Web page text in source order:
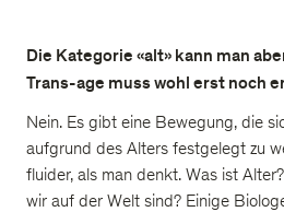
Die Kategorie «alt» kann man
Trans-age muss wohl erst noch
Nein. Es gibt eine Bewegung, die
aufgrund des Alters festgelegt zu
fluider, als man denkt. Was ist
wir auf der Welt sind? Einige